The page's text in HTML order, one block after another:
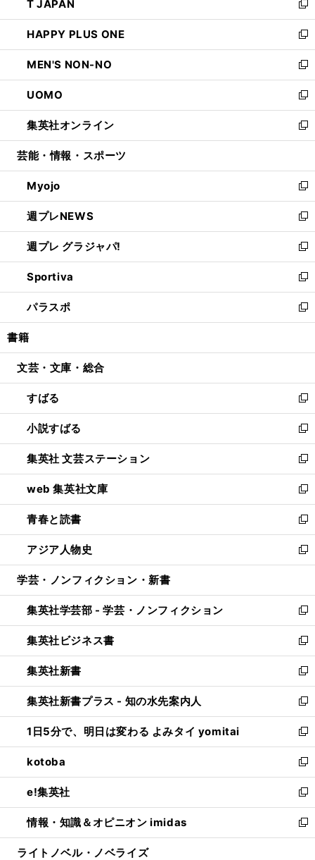
く
で
開
く
ド
ウ
で
開
く
ィ
ン
ド
ウ
で
開
く
い
ウ
ィ
ン
ド
ウ
で
開
く
T JAPAN
新
し
い
ウ
ィ
ン
ド
ウ
で
開
HAPPY PLUS ONE
新
し
い
ウ
ィ
ン
ド
ウ
開
く
MEN'S NON-NO
新
し
い
ウ
ィ
ン
ウ
で
開
く
UOMO
新
し
い
ウ
ン
ド
ウ
で
開
く
集英社オンライン
新
し
ウ
ィ
ン
ド
ウ
で
開
く
芸能・情報・スポーツ
Myojo
新
し
い
ウ
ィ
ン
ド
ウ
で
開
週プレNEWS
新
し
い
ウ
ィ
ン
ド
ウ
開
週プレ グラジャパ!
新
し
い
ウ
ィ
ン
ウ
開
く
Sportiva
新
し
い
ウ
ン
ウ
で
開
く
パラスポ
新
し
ウ
ン
ド
ウ
で
開
く
書籍
文芸・文庫・総合
すばる
新
し
い
ウ
ィ
ン
ド
ウ
で
開
く
小説すばる
新
し
い
ウ
ィ
ン
ド
ウ
で
開
集英社 文芸ステーション
新
し
い
ウ
ィ
ン
ド
ウ
開
く
web 集英社文庫
新
し
い
ウ
ィ
ン
ウ
で
開
く
青春と読書
新
し
い
ウ
ン
ド
ウ
で
開
く
アジア人物史
新
し
ウ
ィ
ン
ド
ウ
で
開
く
学芸・ノンフィクション・新書
集英社学芸部 - 学芸・ノンフィクション
新
し
い
ウ
ィ
ン
ド
ウ
で
開
く
集英社ビジネス書
新
し
い
ウ
ィ
ン
ド
ウ
で
開
く
集英社新書
新
し
い
ウ
ィ
ン
ド
ウ
で
開
く
集英社新書プラス - 知の水先案内人
新
し
い
ウ
ィ
ン
ド
ウ
で
開
1日5分で、明日は変わる よみタイ yomitai
新
し
い
ウ
ィ
ン
ド
ウ
kotoba
新
し
い
ウ
ィ
ン
e!集英社
新
し
い
ウ
情報・知識＆オピニオン imidas
新
し
ライトノベル・ノベライズ